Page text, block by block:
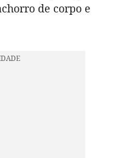
de corpo e